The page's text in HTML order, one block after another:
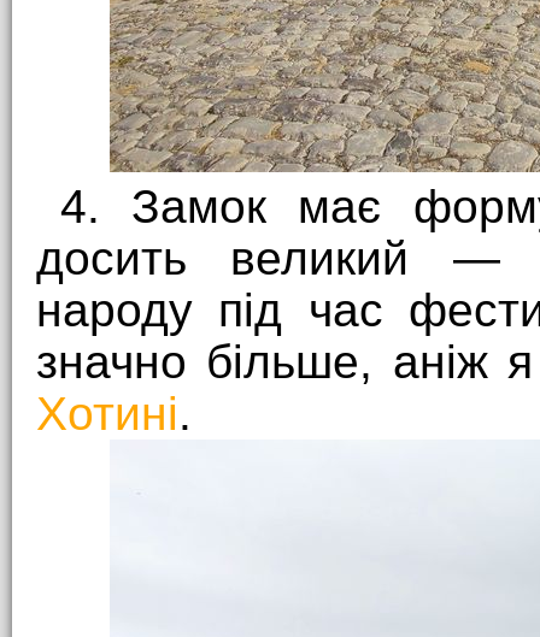
4. Замок має форму
досить великий —
народу під час
значно більше, аніж
Хотині.